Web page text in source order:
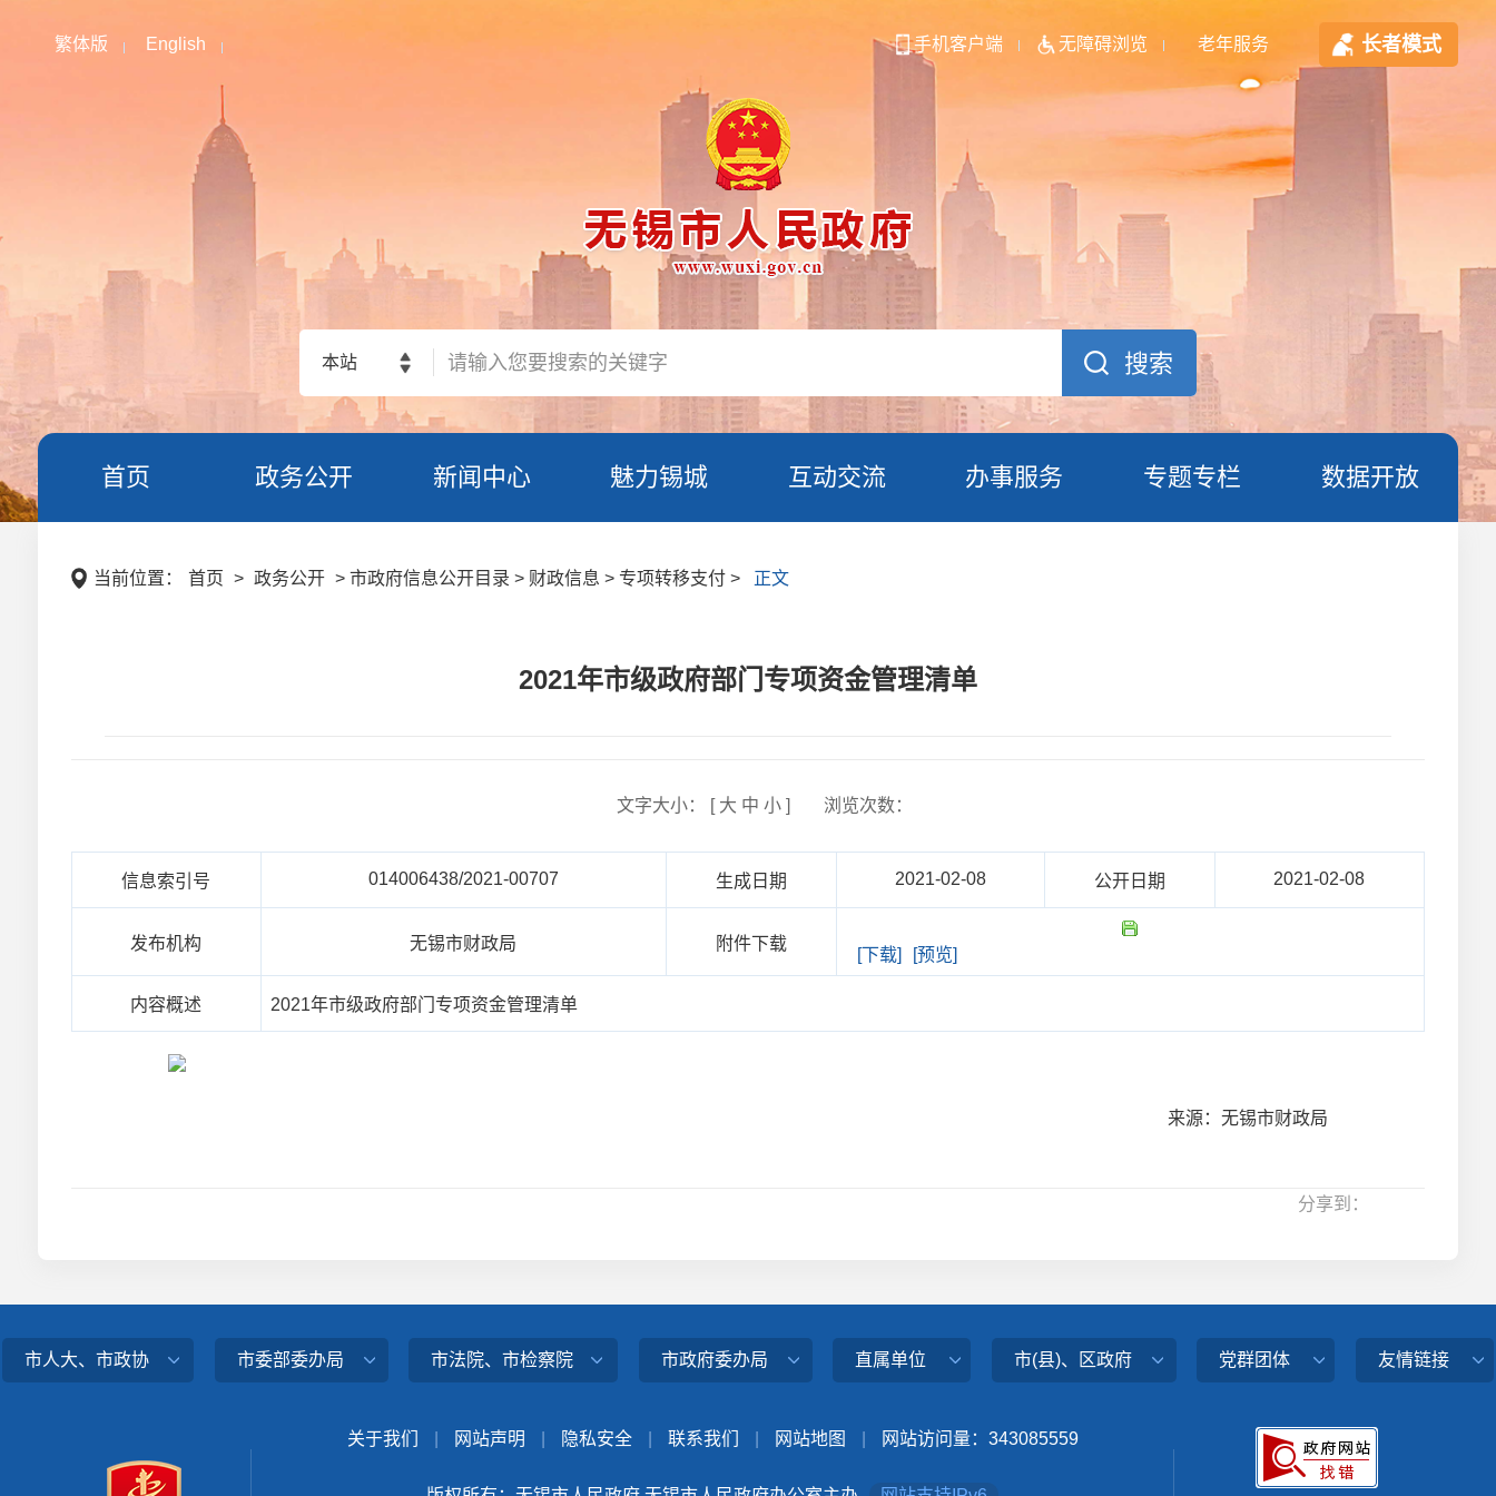
繁体版 English 手机客户端 无障碍浏览 老年服务 长者模式
本站
首页 政务公开 新闻中心 魅力锡城 互动交流 办事服务 专题专栏 数据开放
当前位置： 首页 > 政务公开 > 市政府信息公开目录 > 财政信息 > 专项转移支付 > 正文
2021年市级政府部门专项资金管理清单
文字大小： [ 大 中 小] 浏览次数：
信息索引号 014006438/2021-00707 生成日期 2021-02-08 公开日期 2021-02-08
发布机构 无锡市财政局 附件下载
[下载] [预览]
内容概述 2021年市级政府部门专项资金管理清单
来源：无锡市财政局
分享到：
市人大、市政协 市委部委办局 市法院、市检察院 市政府委办局 直属单位 市(县)、区政府 党群团体 友情链接
关于我们 网站声明 隐私安全 联系我们 网站地图 网站访问量： 343085559